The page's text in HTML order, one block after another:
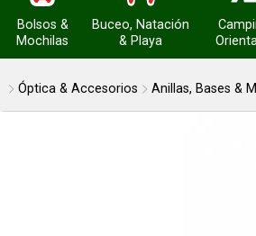
Bolsos &
Mochilas
Buceo, Natación
& Playa
Óptica & Accesorios Anillas, Bases &